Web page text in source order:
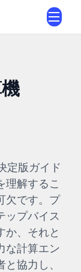
定版ガイド
理解するこ
欠です。プ
ップバイス
か、それと
な計算エン
協力し、